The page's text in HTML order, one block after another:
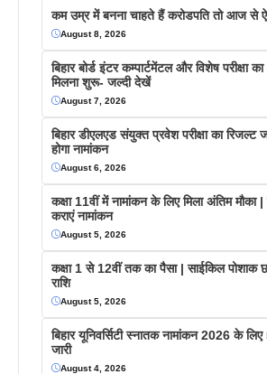
कम उम्र में बनना चाहते हैं करोडपति तो आज से
August 8, 2026
बिहार बोर्ड इंटर कम्पार्टमेंटल और विशेष परीक्षा
मिलना शुरू- जल्दी देखें
August 7, 2026
बिहार डीएलएड संयुक्त प्रवेश परीक्षा का रिजल्ट
होगा नामांकन
August 6, 2026
कक्षा 11वीं में नामांकन के लिए मिला अंतिम
कराएं नामांकन
August 5, 2026
कक्षा 1 से 12वीं तक का पैसा | साईकिल पोशाक
राशि
August 5, 2026
बिहार यूनिवर्सिटी स्नातक नामांकन 2026 के लिए
जारी
August 4, 2026